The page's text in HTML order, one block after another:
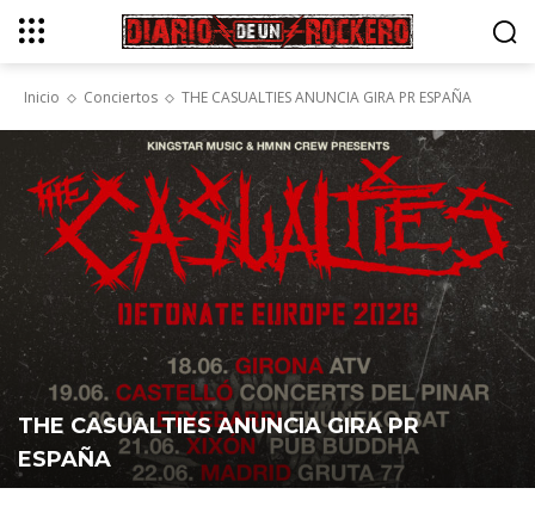
Inicio Conciertos THE CASUALTIES ANUNCIA GIRA PR ESPAÑA
THE CASUALTIES ANUNCIA GIRA PR
ESPAÑA